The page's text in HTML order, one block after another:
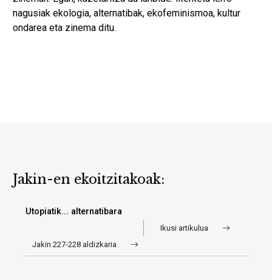
nagusiak ekologia, alternatibak, ekofeminismoa, kultur
ondarea eta zinema ditu.
Jakin-en ekoitzitakoak:
Utopiatik... alternatibara
Ikusi artikulua
Jakin 227-228 aldizkaria